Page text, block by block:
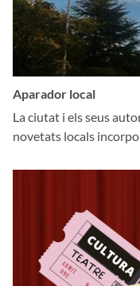
Aparador local
La ciutat i els seus
novetats locals